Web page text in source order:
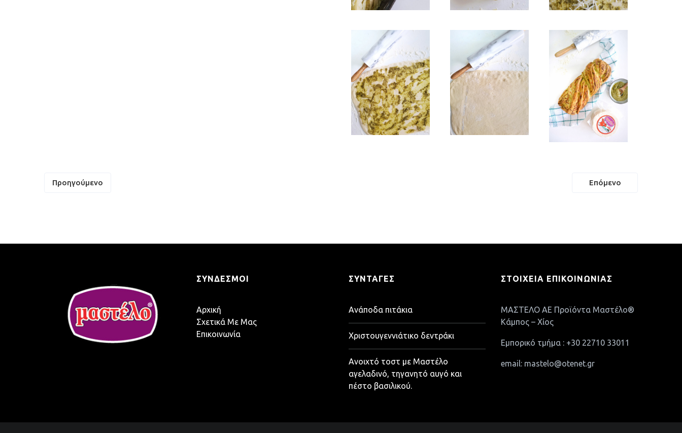
Πλοήγηση
Προηγούμενο Επόμενο
ΣΎΝΔΕΣΜΟΙ
Αρχική
Σχετικά Με Μας
Επικοινωνία
ΣΥΝΤΑΓΈΣ
Ανάποδα πιτάκια
Χριστουγεννιάτικο δεντράκι
Ανοιχτό τοστ με Μαστέλο
αγελαδινό, τηγανητό αυγό και
πέστο βασιλικού.
ΣΤΟΙΧΕΊΑ ΕΠΙΚΟΙΝΩΝΊΑΣ
ΜΑΣΤΕΛΟ ΑΕ Προϊόντα Μαστέλο®
Κάμπος – Χίος
Εμπορικό τμήμα : +30 22710 33011
email: mastelo@otenet.gr